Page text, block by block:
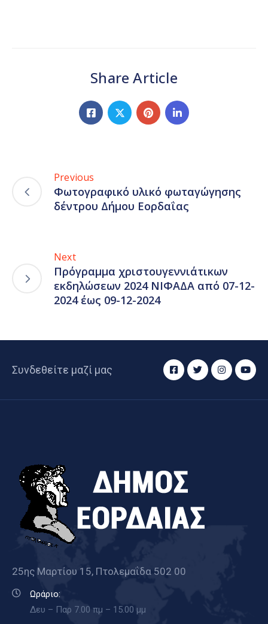
Share Article
Previous
Φωτογραφικό υλικό φωταγώγησης
δέντρου Δήμου Εορδαΐας
Next
Πρόγραμμα χριστουγεννιάτικων
εκδηλώσεων 2024 ΝΙΦΑΔΑ από 07-12-
2024 έως 09-12-2024
Συνδεθείτε μαζί μας
25ης Μαρτίου 15, Πτολεμαΐδα 502 00
Ωράριο:
Δευ – Παρ 7.00 πμ – 15.00 μμ